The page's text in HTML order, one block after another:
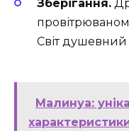
Зберігання.
Світ душевний
Малинуа: